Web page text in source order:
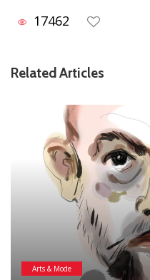
17462
Related Articles
Arts & Mode